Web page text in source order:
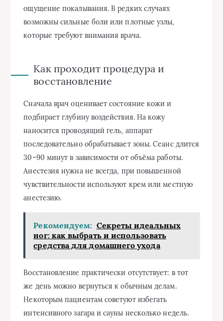
ощущение покалывания. В редких случаях
возможны сильные боли или плотные узлы,
которые требуют внимания врача.
Как проходит процедура и
восстановление
Сначала врач оценивает состояние кожи и
подбирает глубину воздействия. На кожу
наносится проводящий гель, аппарат
последовательно обрабатывает зоны. Сеанс длится
30–90 минут в зависимости от объёма работы.
Анестезия нужна не всегда, при повышенной
чувствительности используют крем или местную
анестезию.
Рекомендуем: Секреты идеальных
ног: как выбрать и использовать
средства для домашнего ухода
Восстановление практически отсутствует: в тот
же день можно вернуться к обычным делам.
Некоторым пациентам советуют избегать
интенсивного загара и сауны несколько недель.